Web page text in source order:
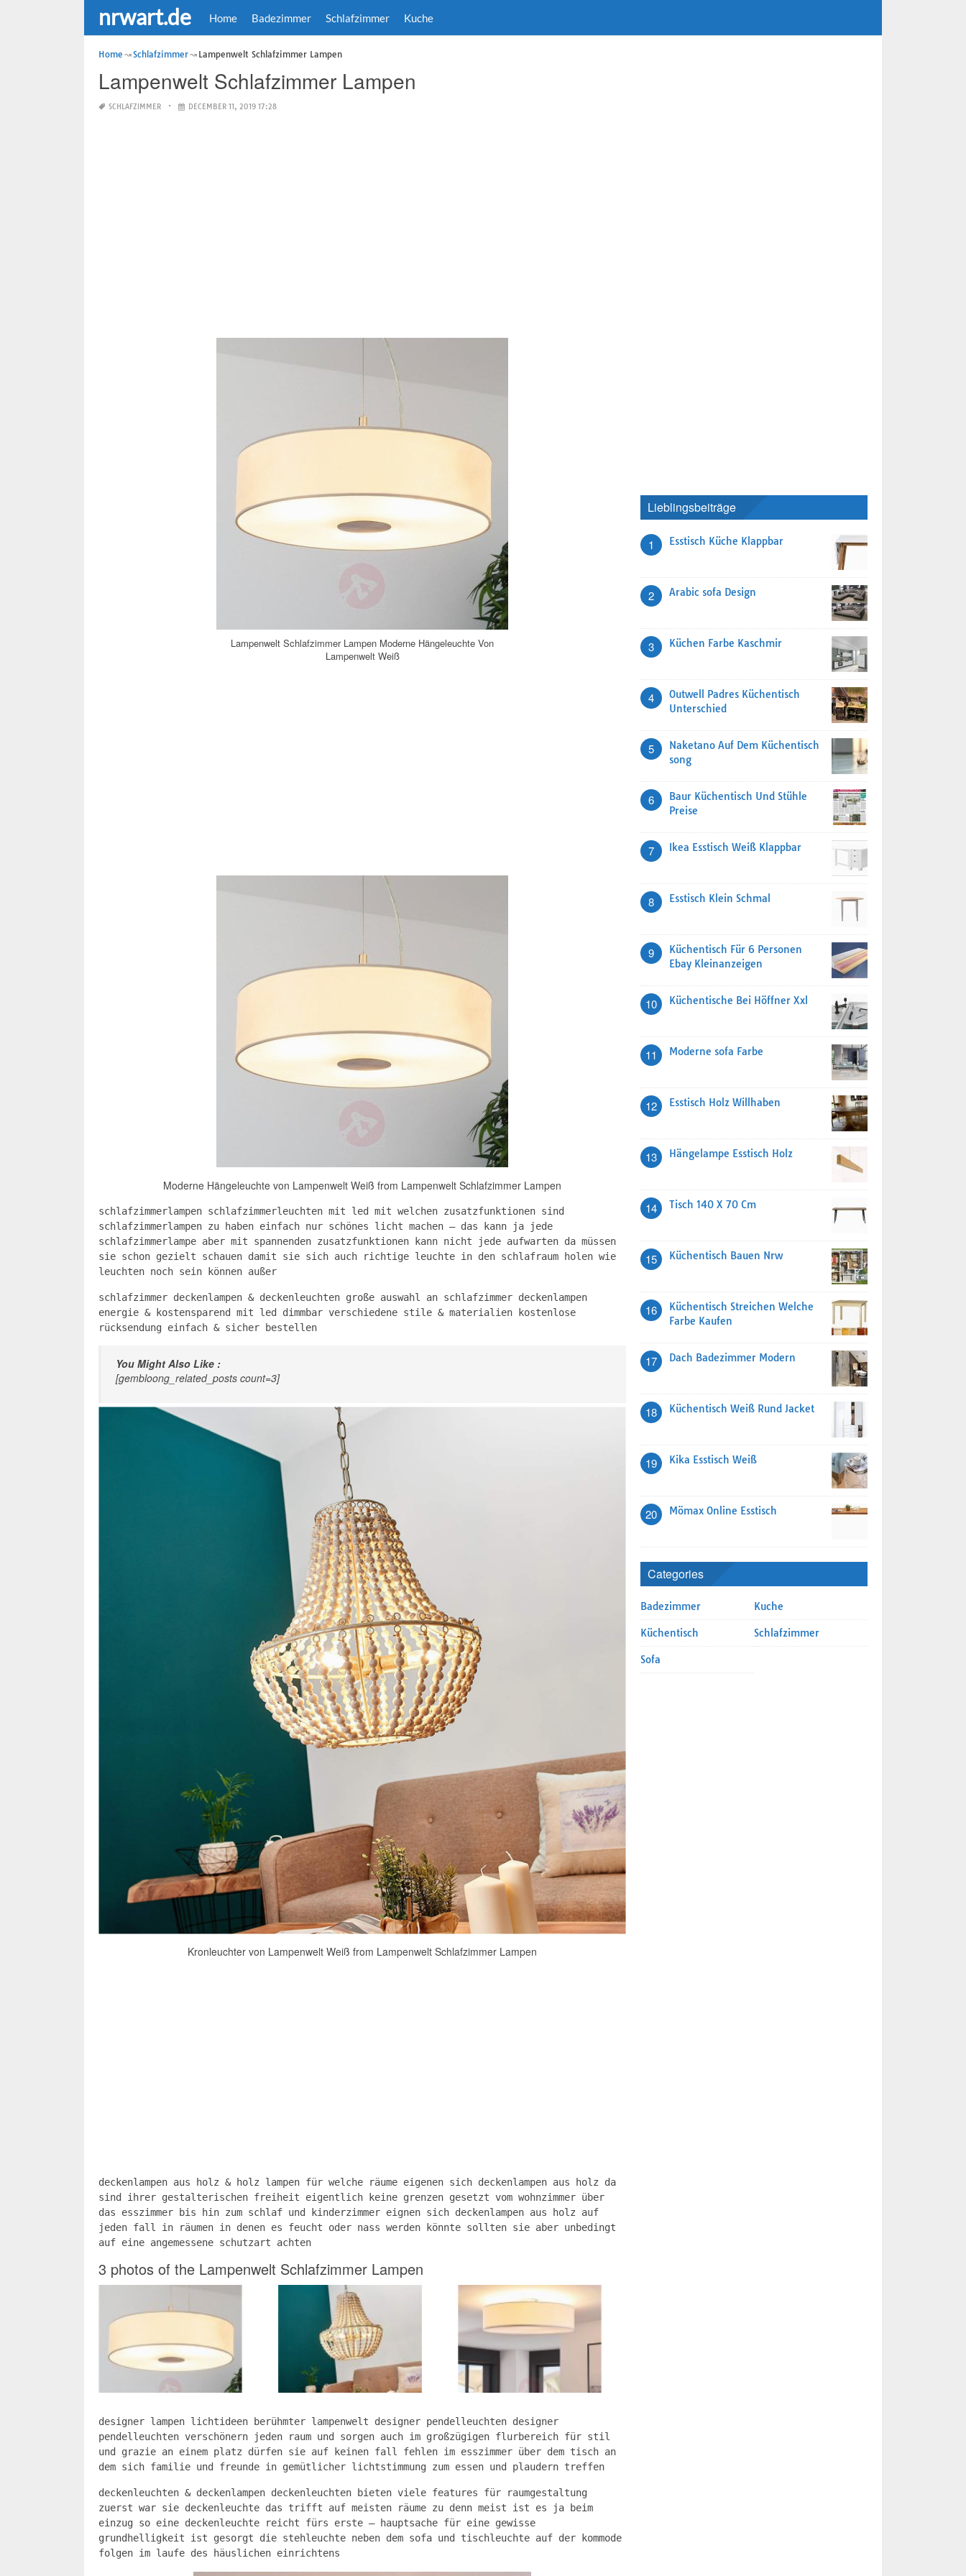
nrwart.de Home Badezimmer Schlafzimmer Kuche
Home Schlafzimmer Lampenwelt Schlafzimmer Lampen
Lampenwelt Schlafzimmer Lampen
SCHLAFZIMMER DECEMBER 11, 2019 17:28
Lampenwelt Schlafzimmer Lampen Moderne Hängeleuchte Von
Lampenwelt Weiß
Moderne Hängeleuchte von Lampenwelt Weiß from Lampenwelt Schlafzimmer Lampen
schlafzimmerlampen schlafzimmerleuchten mit led mit welchen zusatzfunktionen sind
schlafzimmerlampen zu haben einfach nur schönes licht machen – das kann ja jede
schlafzimmerlampe aber mit spannenden zusatzfunktionen kann nicht jede aufwarten da müssen
sie schon gezielt schauen damit sie sich auch richtige leuchte in den schlafraum holen wie
leuchten noch sein können außer
schlafzimmer deckenlampen & deckenleuchten große auswahl an schlafzimmer deckenlampen
energie & kostensparend mit led dimmbar verschiedene stile & materialien kostenlose
rücksendung einfach & sicher bestellen
You Might Also Like :
[gembloong_related_posts count=3]
Kronleuchter von Lampenwelt Weiß from Lampenwelt Schlafzimmer Lampen
deckenlampen aus holz & holz lampen für welche räume eigenen sich deckenlampen aus holz da
sind ihrer gestalterischen freiheit eigentlich keine grenzen gesetzt vom wohnzimmer über
das esszimmer bis hin zum schlaf und kinderzimmer eignen sich deckenlampen aus holz auf
jeden fall in räumen in denen es feucht oder nass werden könnte sollten sie aber unbedingt
auf eine angemessene schutzart achten
3 photos of the Lampenwelt Schlafzimmer Lampen
designer lampen lichtideen berühmter lampenwelt designer pendelleuchten designer
pendelleuchten verschönern jeden raum und sorgen auch im großzügigen flurbereich für stil
und grazie an einem platz dürfen sie auf keinen fall fehlen im esszimmer über dem tisch an
dem sich familie und freunde in gemütlicher lichtstimmung zum essen und plaudern treffen
deckenleuchten & deckenlampen deckenleuchten bieten viele features für raumgestaltung
zuerst war sie deckenleuchte das trifft auf meisten räume zu denn meist ist es ja beim
einzug so eine deckenleuchte reicht fürs erste – hauptsache für eine gewisse
grundhelligkeit ist gesorgt die stehleuchte neben dem sofa und tischleuchte auf der kommode
folgen im laufe des häuslichen einrichtens
Lieblingsbeiträge
1 Esstisch Küche Klappbar
2 Arabic sofa Design
3 Küchen Farbe Kaschmir
4
Outwell Padres Küchentisch
Unterschied
5
Naketano Auf Dem Küchentisch
song
6
Baur Küchentisch Und Stühle
Preise
7 Ikea Esstisch Weiß Klappbar
8 Esstisch Klein Schmal
9
Küchentisch Für 6 Personen
Ebay Kleinanzeigen
10 Küchentische Bei Höffner Xxl
11 Moderne sofa Farbe
12 Esstisch Holz Willhaben
13 Hängelampe Esstisch Holz
14 Tisch 140 X 70 Cm
15 Küchentisch Bauen Nrw
16
Küchentisch Streichen Welche
Farbe Kaufen
17 Dach Badezimmer Modern
18 Küchentisch Weiß Rund Jacket
19 Kika Esstisch Weiß
20 Mömax Online Esstisch
Categories
Badezimmer Kuche
Küchentisch Schlafzimmer
Sofa